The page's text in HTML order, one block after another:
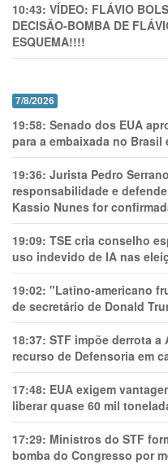
10:43: VÍDEO: FLÁVIO
DECISÃO-BOMBA DE
ESQUEMA!!!!
7/8/2026
19:58: Senado dos EUA
para a embaixada no
19:36: Jurista Pedro
responsabilidade e
Kassio Nunes for
19:09: TSE cria conselho
uso indevido de IA nas
19:02: "Latino-americano
de secretário de Donald
18:37: STF impõe derrota a
recurso de Defensoria em
17:48: EUA exigem
liberar quase 60 mil
17:29: Ministros do STF
bomba do Congresso por